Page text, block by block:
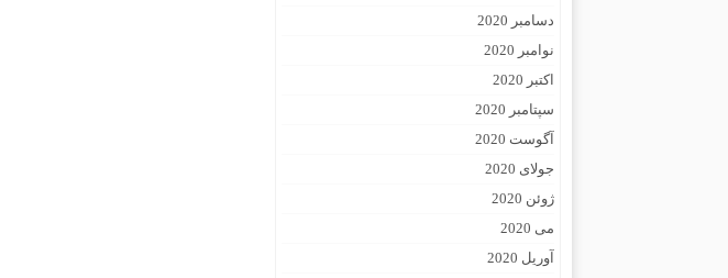
دسامبر 2020
نوامبر 2020
اکتبر 2020
سپتامبر 2020
آگوست 2020
جولای 2020
ژوئن 2020
می 2020
آوریل 2020